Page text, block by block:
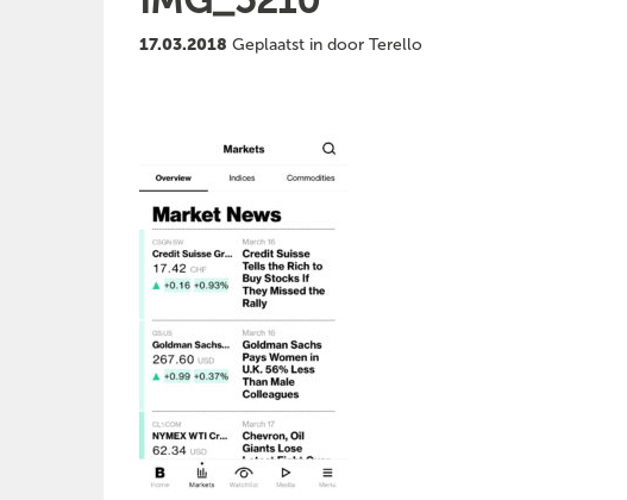
17.03.2018 Geplaatst in door Terello